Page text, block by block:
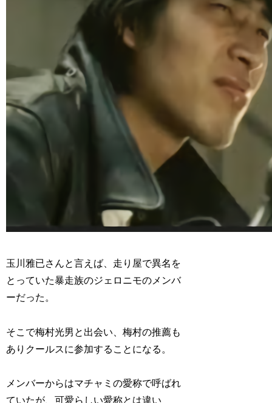
玉川雅已さんと言えば、走り屋で異名を
とっていた暴走族のジェロニモのメンバ
ーだった。
そこで梅村光男と出会い、梅村の推薦も
ありクールスに参加することになる。
メンバーからはマチャミの愛称で呼ばれ
ていたが、可愛らしい愛称とは違い